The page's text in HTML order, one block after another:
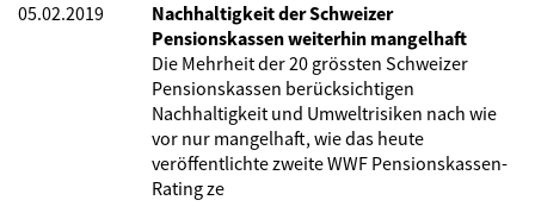
05.02.2019
Nachhaltigkeit der Schweizer
Pensionskassen weiterhin mangelhaft
Die Mehrheit der 20 grössten Schweizer
Pensionskassen berücksichtigen
Nachhaltigkeit und Umweltrisiken nach wie
vor nur mangelhaft, wie das heute
veröffentlichte zweite WWF Pensionskassen-
Rating ze